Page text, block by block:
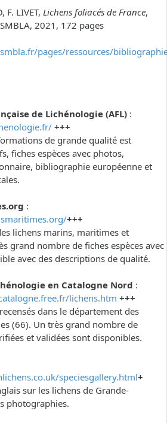
F. LIVET, Lichens foliacés de France,
2021, 172 pages
pages/ressources/
de Lichénologie (AFL) :
+++
de grande qualité est
fiches espèces avec photos,
bibliographie européenne et
:
+++
lichens marins, maritimes et
grand nombre de fiches espèces avec
avec des descriptions de qualité.
en Catalogne Nord :
lichens.htm +++
dans le département des
(66). Un très grand nombre de
et validées sont disponibles.
speciesgallery.html+
sur les lichens de Grande-
photographies.